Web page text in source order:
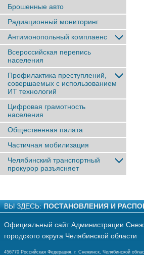
Брошенные авто
Радиационный мониторинг
Антимонопольный комплаенс
Всероссийская перепись
населения
Профилактика преступлений,
совершаемых с использованием
ИТ технологий
Цифровая грамотность
населения
Общественная палата
Частичная мобилизация
Челябинский транспортный
прокурор разъясняет
ВЫ ЗДЕСЬ: ПОСТАНОВЛЕНИЯ И
Официальный сайт Администрации
городского округа Челябинской области
456770 Российская Федерация, г. Снежинск, Челябинской